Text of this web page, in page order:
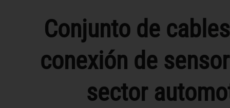
Conjunto de
conexión de
sector